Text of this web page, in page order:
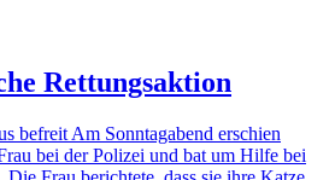
Rettungsaktion
befreit Am Sonntagabend erschien
bei der Polizei und bat um Hilfe bei